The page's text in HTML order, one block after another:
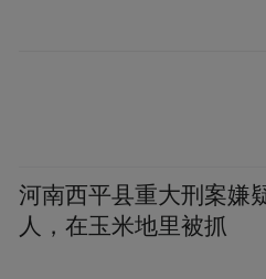
河南西平县重大刑案嫌
人，在玉米地里被抓